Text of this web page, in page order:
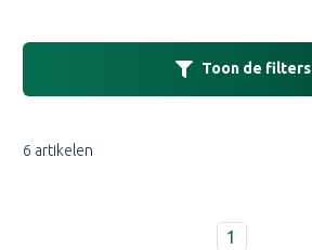
6 artikelen
1
Toon de filters